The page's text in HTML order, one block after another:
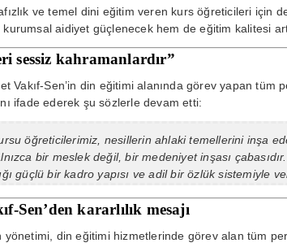
ve temel dini eğitim veren kurs öğreticileri için
kurumsal aidiyet güçlenecek hem de eğitim kalitesi
sessiz kahramanlardır”
Vakıf-Sen’in din eğitimi alanında görev yapan
ifade ederek şu sözlerle devam etti:
öğreticilerimiz, nesillerin ahlaki temellerini inşa
bir meslek değil, bir medeniyet inşası çabasıdır.
güçlü bir kadro yapısı ve adil bir özlük sistemiyle
Sen’den kararlılık mesajı
yönetimi, din eğitimi hizmetlerinde görev alan tüm